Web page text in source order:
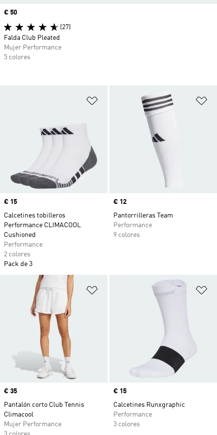
Añadir a la lista de deseos
Precio
€ 15
Calcetines tobilleros
Performance CLIMACOOL
Cushioned
Performance
2 colores
Pack de 3
Precio
€ 12
Pantorrilleras Team
Performance
9 colores
Añadir a la lista de deseos
Precio
€ 35
Pantalón corto Club Tennis
Climacool
Mujer Performance
Precio
€ 15
Calcetines Runxgraphic
Performance
3 colores
Precio
€ 50
(27)
Falda Club Pleated
Mujer Performance
5 colores